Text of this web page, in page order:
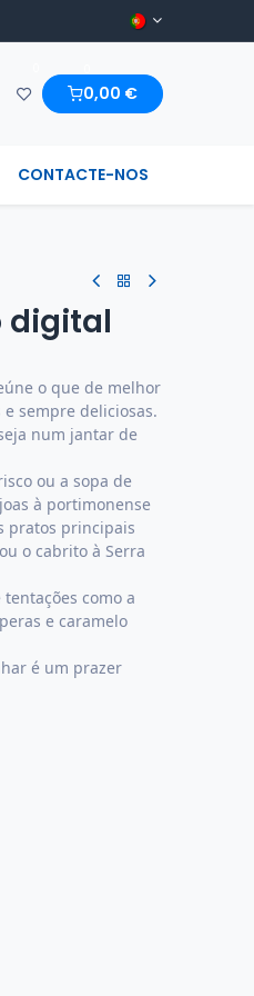
0,00 €
CONTACTE-NOS
digital
o que de melhor
sempre deliciosas.
num jantar de
ou a sopa de
à portimonense
pratos principais
o cabrito à Serra
como a
e caramelo
é um prazer